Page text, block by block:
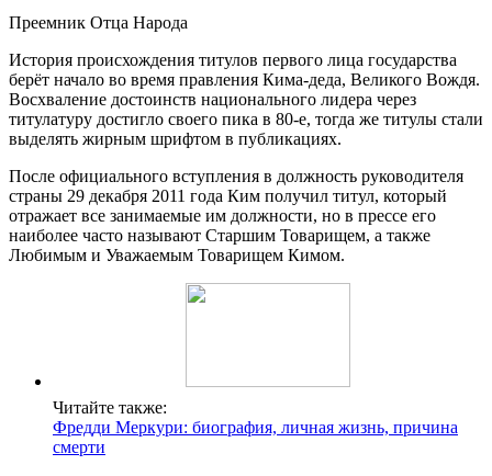
Преемник Отца Народа
История происхождения титулов первого лица государства
берёт начало во время правления Кима-деда, Великого Вождя.
Восхваление достоинств национального лидера через
титулатуру достигло своего пика в 80-е, тогда же титулы стали
выделять жирным шрифтом в публикациях.
После официального вступления в должность руководителя
страны 29 декабря 2011 года Ким получил титул, который
отражает все занимаемые им должности, но в прессе его
наиболее часто называют Старшим Товарищем, а также
Любимым и Уважаемым Товарищем Кимом.
Читайте также:
Фредди Меркури: биография, личная жизнь, причина
смерти